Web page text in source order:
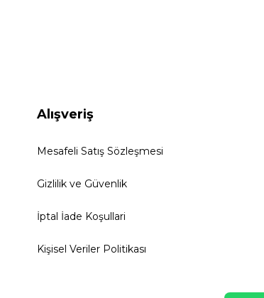
Alışveriş
Mesafeli Satış Sözleşmesi
Gizlilik ve Güvenlik
İptal İade Koşullari
Kişisel Veriler Politikası